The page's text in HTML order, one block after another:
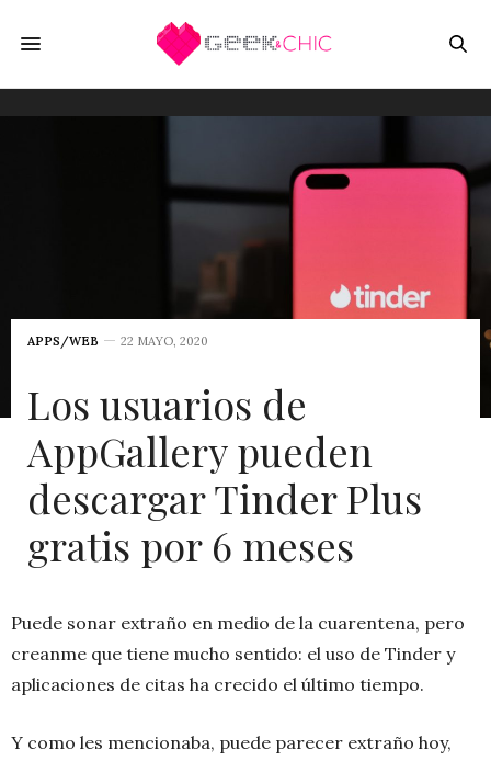
APPS/WEB 22 MAYO, 2020
Los usuarios de
AppGallery pueden
descargar Tinder Plus
gratis por 6 meses
Puede sonar extraño en medio de la cuarentena, pero
creanme que tiene mucho sentido: el uso de Tinder y
aplicaciones de citas ha crecido el último tiempo.
Y como les mencionaba, puede parecer extraño hoy,